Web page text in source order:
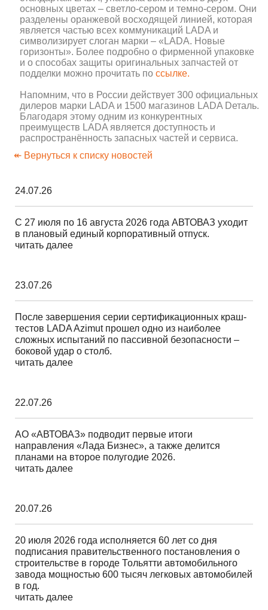
основных цветах – светло-сером и темно-сером. Они
разделены оранжевой восходящей линией, которая
является частью всех коммуникаций LADA и
символизирует слоган марки – «LADA. Новые
горизонты». Более подробно о фирменной упаковке
и о способах защиты оригинальных запчастей от
подделки можно прочитать поссылке.
Напомним, что в России действует 300 официальных
дилеров марки LADA и 1500 магазинов LADA Dеталь.
Благодаря этому одним из конкурентных
преимуществ LADA является доступность и
распространённость запасных частей и сервиса.
↞ Вернуться к списку новостей
24.07.26
С 27 июля по 16 августа 2026 года АВТОВАЗ уходит
в плановый единый корпоративный отпуск.
читать далее
23.07.26
После завершения серии сертификационных краш-
тестов LADA Azimut прошел одно из наиболее
сложных испытаний по пассивной безопасности –
боковой удар о столб.
читать далее
22.07.26
АО «АВТОВАЗ» подводит первые итоги
направления «Лада Бизнес», а также делится
планами на второе полугодие 2026.
читать далее
20.07.26
20 июля 2026 года исполняется 60 лет со дня
подписания правительственного постановления о
строительстве в городе Тольятти автомобильного
завода мощностью 600 тысяч легковых автомобилей
в год.
читать далее